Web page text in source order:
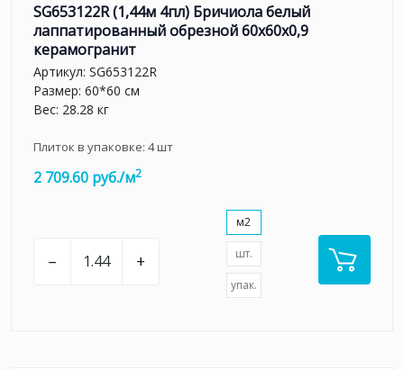
SG653122R (1,44м 4пл) Бричиола белый
лаппатированный обрезной 60x60x0,9
керамогранит
Артикул: SG653122R
Размер: 60*60 см
Вес: 28.28 кг
Плиток в упаковке: 4шт
2 709.60 руб./м2
– +
м2
шт.
упак.